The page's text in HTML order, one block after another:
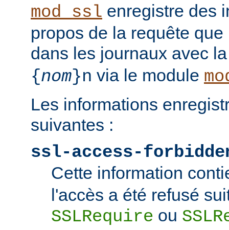
mod_ssl enregistre des
propos de la requête
dans les journaux avec
{nom}n via le module
Les informations
suivantes :
ssl-access-
Cette information
l'accès a été refusé
SSLRequire ou